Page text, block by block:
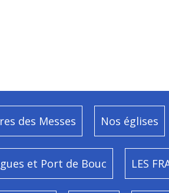
des Messes Nos églises
et Port de Bouc LES